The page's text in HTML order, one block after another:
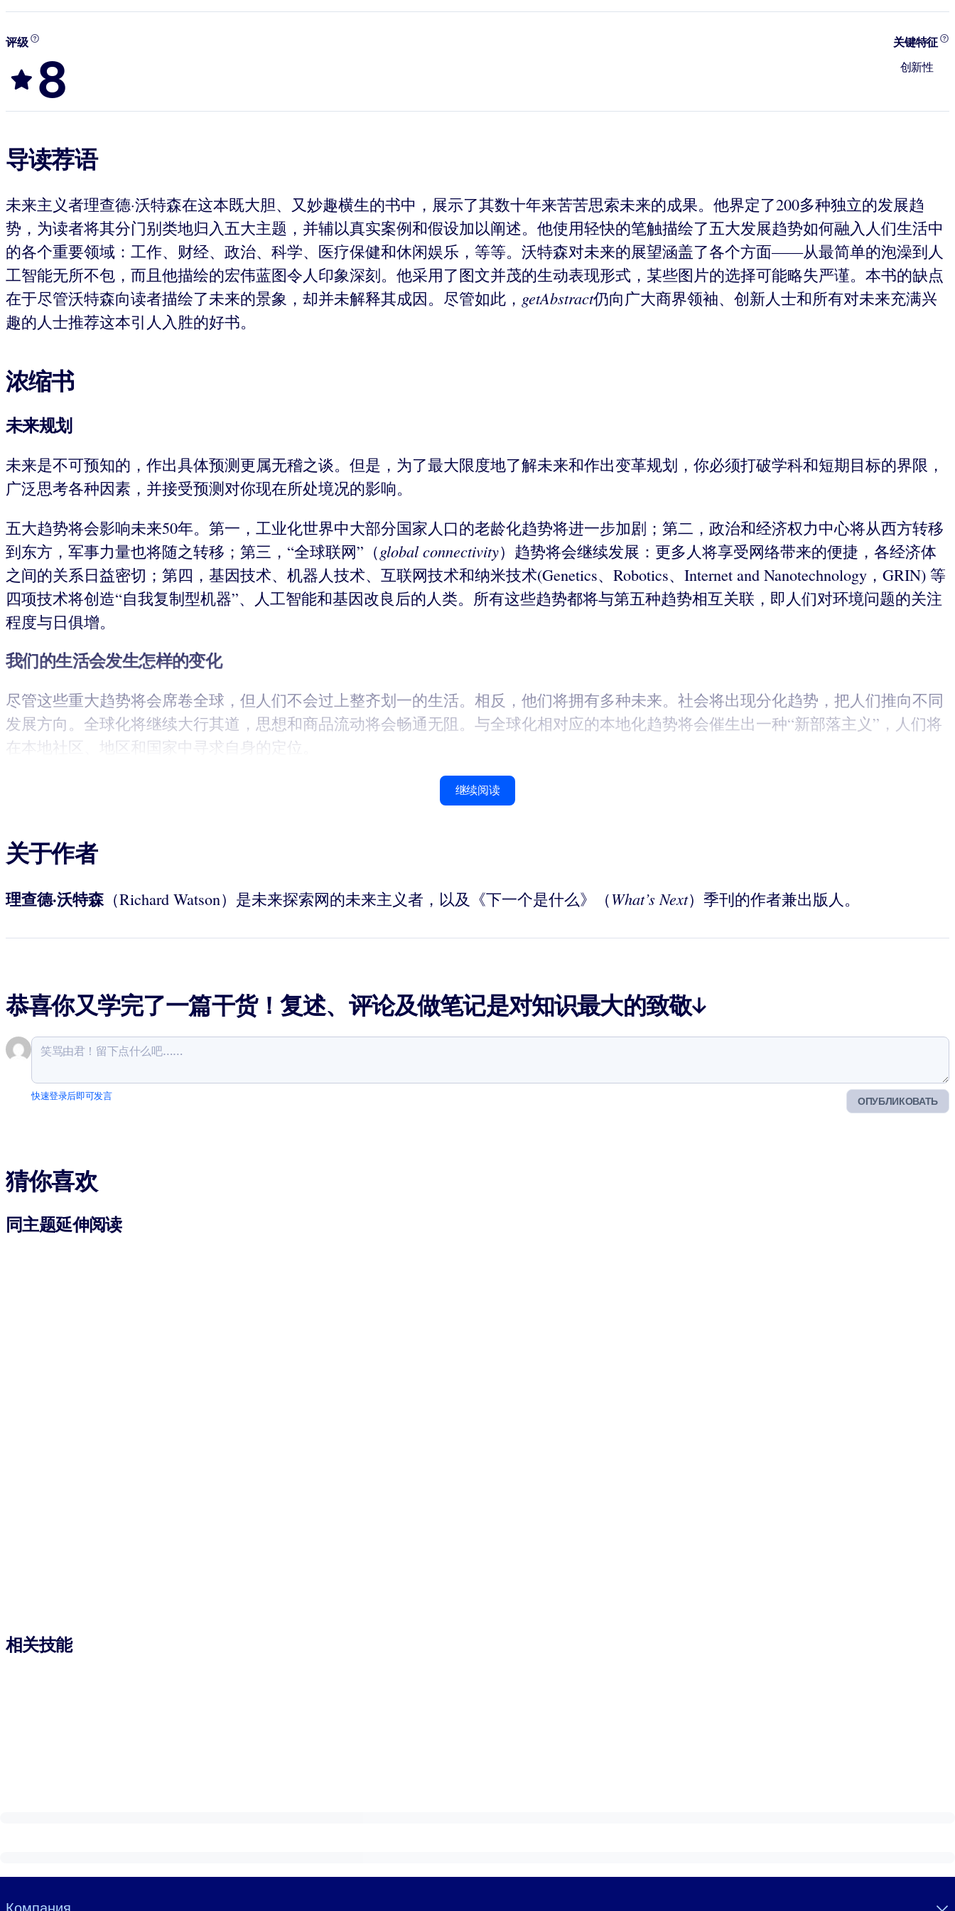
评级
8
关键特征
创新性
导读荐语
未来主义者理查德·沃特森在这本既大胆、又妙趣横生的书中，展示了其数十年来苦苦思索未来的成果。他界定了200多种独立的发展趋
势，为读者将其分门别类地归入五大主题，并辅以真实案例和假设加以阐述。他使用轻快的笔触描绘了五大发展趋势如何融入人们生活中
的各个重要领域：工作、财经、政治、科学、医疗保健和休闲娱乐，等等。沃特森对未来的展望涵盖了各个方面——从最简单的泡澡到人
工智能无所不包，而且他描绘的宏伟蓝图令人印象深刻。他采用了图文并茂的生动表现形式，某些图片的选择可能略失严谨。本书的缺点
在于尽管沃特森向读者描绘了未来的景象，却并未解释其成因。尽管如此， getAbstract仍向广大商界领袖、创新人士和所有对未来充满兴
趣的人士推荐这本引人入胜的好书。
浓缩书
未来规划
未来是不可预知的，作出具体预测更属无稽之谈。但是，为了最大限度地了解未来和作出变革规划，你必须打破学科和短期目标的界限，
广泛思考各种因素，并接受预测对你现在所处境况的影响。
五大趋势将会影响未来50年。第一，工业化世界中大部分国家人口的老龄化趋势将进一步加剧；第二，政治和经济权力中心将从西方转移
到东方，军事力量也将随之转移；第三，“全球联网”（global connectivity）趋势将会继续发展：更多人将享受网络带来的便捷，各经济体
之间的关系日益密切；第四，基因技术、机器人技术、互联网技术和纳米技术(Genetics、Robotics、Internet and Nanotechnology，GRIN) 等
四项技术将创造“自我复制型机器”、人工智能和基因改良后的人类。所有这些趋势都将与第五种趋势相互关联，即人们对环境问题的关注
程度与日俱增。
我们的生活会发生怎样的变化
尽管这些重大趋势将会席卷全球，但人们不会过上整齐划一的生活。相反，他们将拥有多种未来。社会将出现分化趋势，把人们推向不同
发展方向。全球化将继续大行其道，思想和商品流动将会畅通无阻。与全球化相对应的本地化趋势将会催生出一种“新部落主义”，人们将
在本地社区、地区和国家中寻求自身的定位。
继续阅读
关于作者
理查德·沃特森 （Richard Watson）是未来探索网的未来主义者，以及《下一个是什么》（What’s Next）季刊的作者兼出版人。
恭喜你又学完了一篇干货！复述、评论及做笔记是对知识最大的致敬↓
ОПУБЛИКОВАТЬ
快速登录后即可发言
猜你喜欢
同主题延伸阅读
相关技能
Visually hidden Text